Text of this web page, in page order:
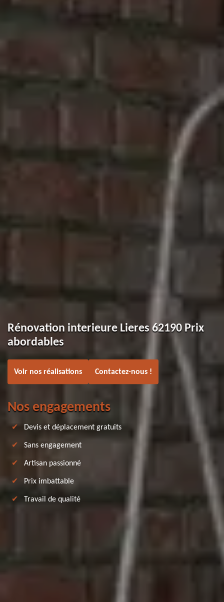
Rénovation interieure Lieres 62190 Prix
abordables
Voir nos réalisations Contactez-nous !
Nos engagements
Devis et déplacement gratuits
Sans engagement
Artisan passionné
Prix imbattable
Travail de qualité